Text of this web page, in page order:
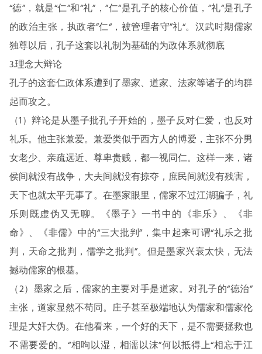
“德”，就是“仁”和“礼”，”仁“是孔子的核心价值，”礼“是孔子
的政治主张，执政者”仁“，被管理者守”礼“。汉武时期儒家
独尊以后，孔子这套以礼制为基础的为政体系就彻底
3.理念大辩论
孔子的这套仁政体系遭到了墨家、道家、法家等诸子的均群
起而攻之。
（1）辩论是从墨子批孔子开始的，墨子反对仁爱，也反对
礼乐。他主张兼爱。兼爱类似于西方人的博爱，主张不分男
女老少、亲疏远近、尊卑贵贱，都一视同仁。这样一来，诸
侯间就没有战争，大夫间就没有掠夺，庶民间就没有残害，
天下也就太平无事了。在墨家眼里，儒家不过江湖骗子，礼
乐则既虚伪又无聊。《墨子》一书中的《非乐》、《非
命》、《非儒》中的“三大批判”，集中起来可谓“礼乐之批
判，天命之批判，儒学之批判”。但是墨家兴衰太快，无法
撼动儒家的根基。
（2）墨家之后，儒家的主要对手是道家。对孔子的“德治”
主张，道家显然不苟同。庄子甚至极端地认为儒家和儒家伦
理是大奸大伪。在他看来，一个好的天下，是不需要拯救也
不需要爱的。“相呴以湿，相濡以沫”何以抵得上“相忘于江